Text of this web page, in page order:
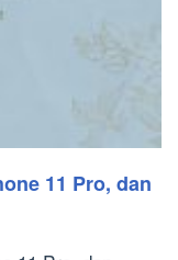
11 Pro, dan